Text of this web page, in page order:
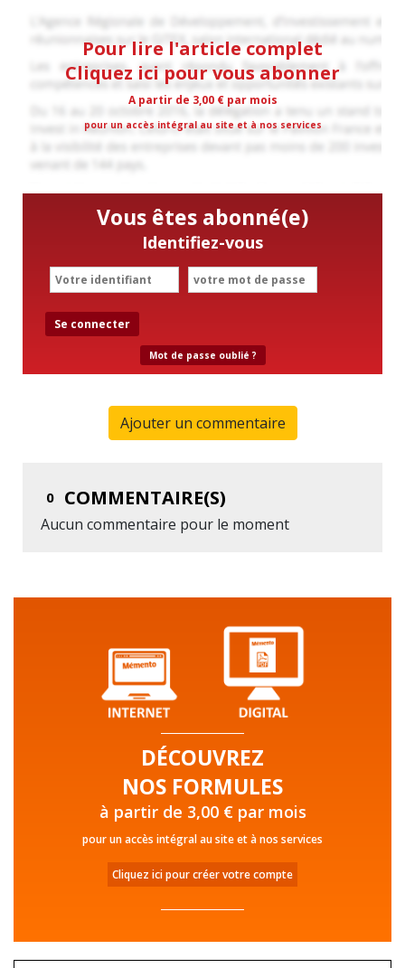
Pour lire l'article complet
Cliquez ici pour vous abonner
A partir de 3,00 € par mois
pour un accès intégral au site et à nos services
Vous êtes abonné(e)
Identifiez-vous
Se connecter
Mot de passe oublié ?
Ajouter un commentaire
0 COMMENTAIRE(S)
Aucun commentaire pour le moment
DÉCOUVREZ
NOS FORMULES
à partir de 3,00 € par mois
pour un accès intégral au site et à nos services
Cliquez ici pour créer votre compte